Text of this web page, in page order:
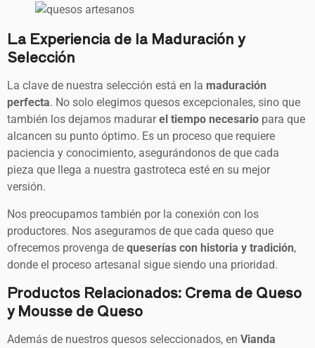
La Experiencia de la Maduración y
Selección
La clave de nuestra selección está en la maduración
perfecta. No solo elegimos quesos excepcionales, sino que
también los dejamos madurarel tiempo necesario para que
alcancen su punto óptimo. Es un proceso que requiere
paciencia y conocimiento, asegurándonos de que cada
pieza que llega a nuestra gastroteca esté en su mejor
versión.
Nos preocupamos también por la conexión con los
productores. Nos aseguramos de que cada queso que
ofrecemos provenga de queserías con historia y tradición,
donde el proceso artesanal sigue siendo una prioridad.
Productos Relacionados: Crema de Queso
y Mousse de Queso
Además de nuestros quesos seleccionados, en Vianda